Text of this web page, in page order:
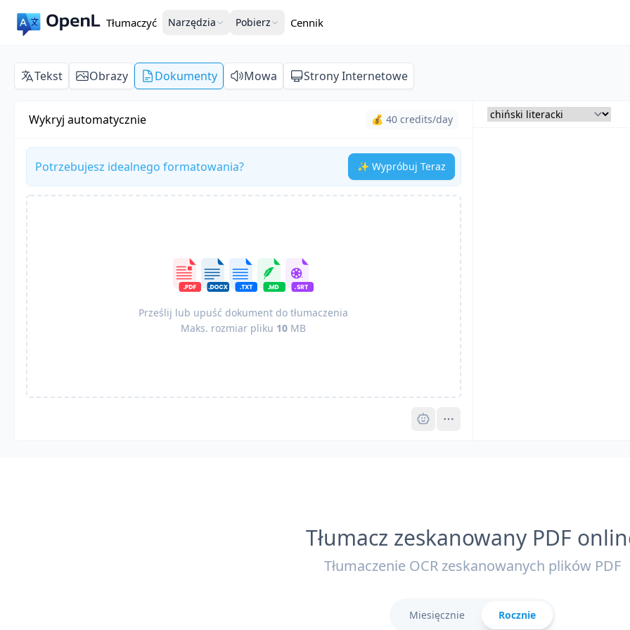
Tłumaczyć Narzędzia Pobierz Cennik
Tekst Obrazy Dokumenty Mowa Strony Internetowe
Wykryj automatycznie 💰 40 credits/day
Potrzebujesz idealnego formatowania? ✨ Wypróbuj Teraz
Prześlij lub upuść dokument do tłumaczenia
Maks. rozmiar pliku 10 MB
Tłumacz zeskanowany PDF
Tłumaczenie OCR zeskanowanych plików PDF
Miesięcznie Rocznie